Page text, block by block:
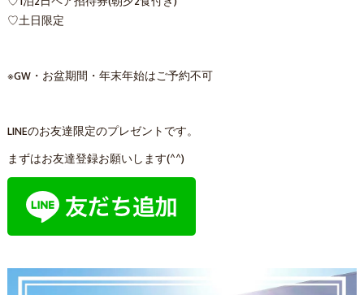
♡土日限定
※GW・お盆期間・年末年始はご予約不可
LINEのお友達限定のプレゼントです。
まずはお友達登録お願いします(^^)